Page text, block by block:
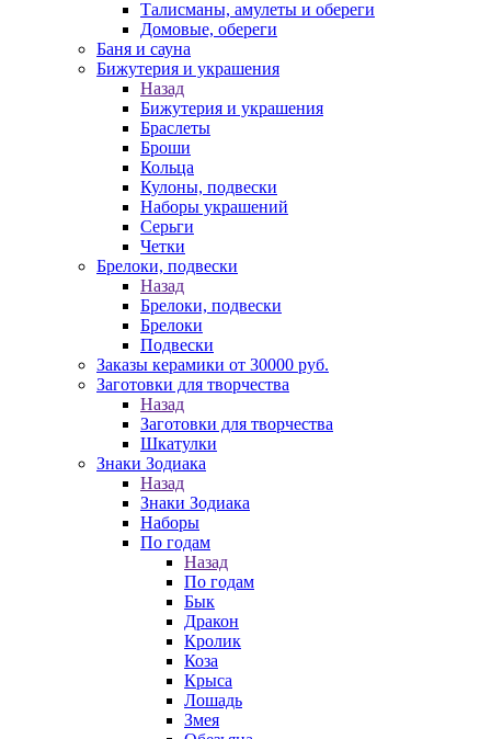
Талисманы, амулеты и обереги
Домовые, обереги
Баня и сауна
Бижутерия и украшения
Назад
Бижутерия и украшения
Браслеты
Броши
Кольца
Кулоны, подвески
Наборы украшений
Серьги
Четки
Брелоки, подвески
Назад
Брелоки, подвески
Брелоки
Подвески
Заказы керамики от 30000 руб.
Заготовки для творчества
Назад
Заготовки для творчества
Шкатулки
Знаки Зодиака
Назад
Знаки Зодиака
Наборы
По годам
Назад
По годам
Бык
Дракон
Кролик
Коза
Крыса
Лошадь
Змея